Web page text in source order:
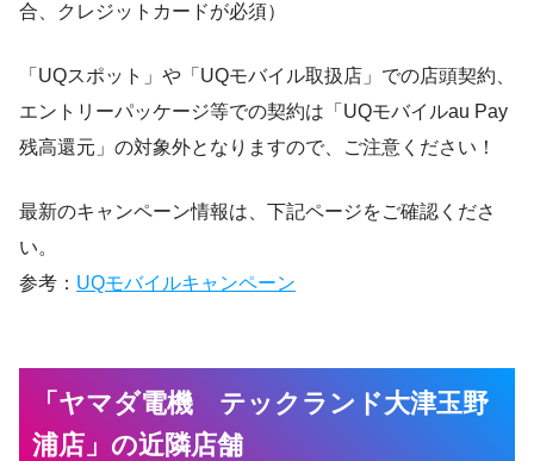
合、クレジットカードが必須）
「UQスポット」や「UQモバイル取扱店」での店頭契約、
エントリーパッケージ等での契約は「UQモバイルau Pay
残高還元」の対象外となりますので、ご注意ください！
最新のキャンペーン情報は、下記ページをご確認くださ
い。
参考： UQモバイルキャンペーン
「ヤマダ電機 テックランド大津玉野
浦店」の近隣店舗